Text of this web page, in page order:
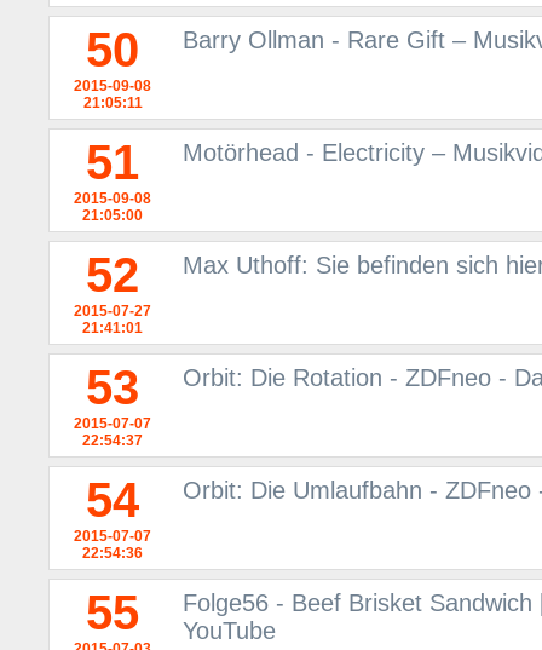
50
2015-09-08
21:05:11
Barry Ollman - Rare Gift –
51
2015-09-08
21:05:00
Motörhead - Electricity –
52
2015-07-27
21:41:01
Max Uthoff: Sie befinden sich
53
2015-07-07
22:54:37
Orbit: Die Rotation - ZDFneo -
54
2015-07-07
22:54:36
Orbit: Die Umlaufbahn - ZDFneo
55
Folge56 - Beef Brisket
YouTube